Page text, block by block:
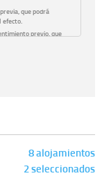
que podrá
previo, que
entidad que esté
que le pedimos.
8 alojamientos
2 seleccionados